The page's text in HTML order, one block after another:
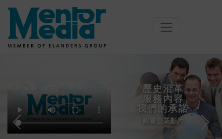
Skip
content
歷史沿革
服務內容
我們的承諾
觀看企業影片